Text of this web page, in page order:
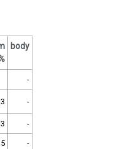
body
-
-
-
-